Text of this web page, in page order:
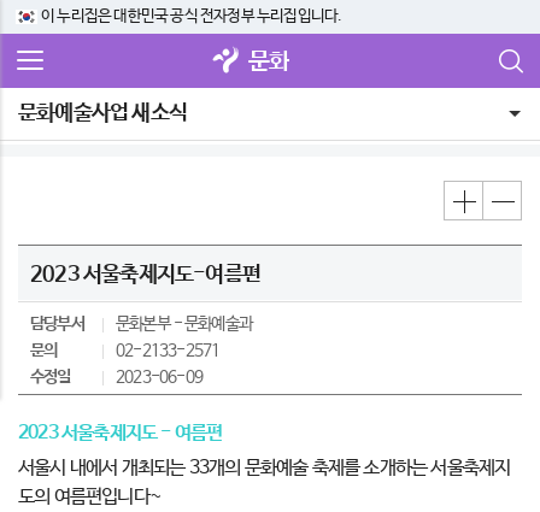
이 누리집은 대한민국 공식 전자정부 누리집입니다.
문화
문화예술사업 새소식
2023 서울축제지도-여름편
담당부서 문화본부
문화예술과
문의
02-2133-2571
수정일
2023-06-09
2023 서울축제지도 - 여름편
서울시 내에서 개최되는 33개의 문화예술 축제를 소개하는 서울축제지
도의 여름편입니다~